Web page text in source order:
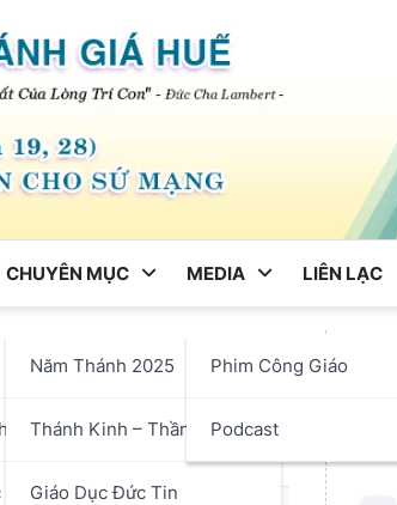
Giá
Thánh
CHUYÊN MỤC
Năm Thánh 2025
Thánh Kinh – Thần Học
Giáo Dục Đức Tin
MEDIA
Phim Công Giáo
Podcast
LIÊN LẠC
Trần Thị